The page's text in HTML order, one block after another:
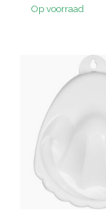
Op voorraad